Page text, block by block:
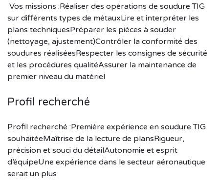
Vos missions :Réaliser des opérations de soudure TIG
sur différents types de métauxLire et interpréter les
plans techniquesPréparer les pièces à souder
(nettoyage, ajustement)Contrôler la conformité des
soudures réaliséesRespecter les consignes de sécurité
et les procédures qualitéAssurer la maintenance de
premier niveau du matériel
Profil recherché
Profil recherché :Première expérience en soudure TIG
souhaitéeMaîtrise de la lecture de plansRigueur,
précision et souci du détailAutonomie et esprit
d’équipeUne expérience dans le secteur aéronautique
serait un plus